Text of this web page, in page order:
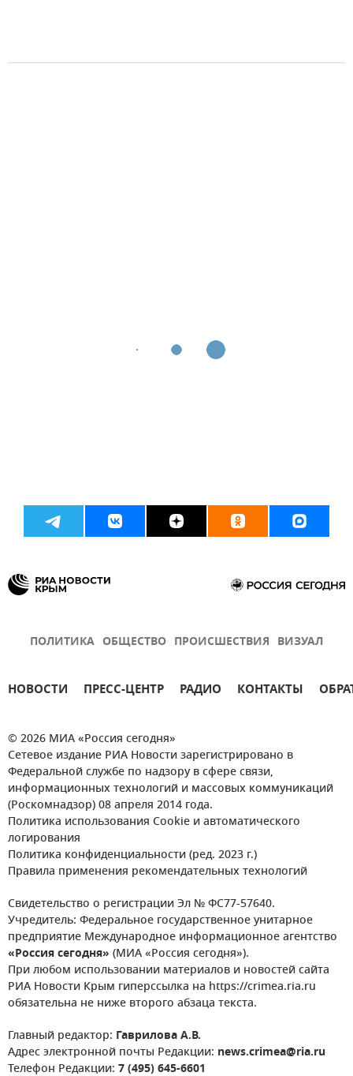
ПОЛИТИКА ОБЩЕСТВО ПРОИСШЕСТВИЯ ВИЗУАЛ
НОВОСТИ ПРЕСС-ЦЕНТР РАДИО КОНТАКТЫ
© 2026 МИА «Россия сегодня»
Сетевое издание РИА Новости зарегистрировано в
Федеральной службе по надзору в сфере связи,
информационных технологий и массовых коммуникаций
(Роскомнадзор) 08 апреля 2014 года.
Политика использования Cookie и автоматического
логирования
Политика конфиденциальности (ред. 2023 г.)
Правила применения рекомендательных технологий
Свидетельство о регистрации Эл № ФС77-57640.
Учредитель: Федеральное государственное унитарное
предприятие Международное информационное агентство
«Россия сегодня» (МИА «Россия сегодня»).
При любом использовании материалов и новостей сайта
РИА Новости Крым гиперссылка на https://crimea.ria.ru
обязательна не ниже второго абзаца текста.
Главный редактор: Гаврилова А.В.
Адрес электронной почты Редакции: news.crimea@ria.ru
Телефон Редакции: 7 (495) 645-6601